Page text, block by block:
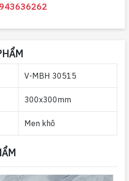
V-MBH 30515
300x300mm
Men khô